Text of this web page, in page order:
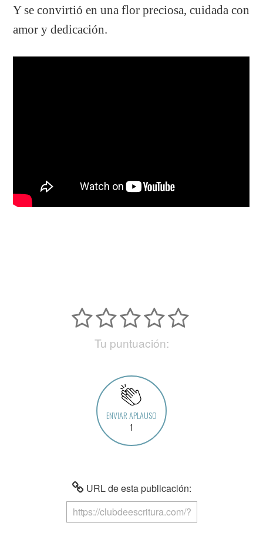
Y se convirtió en una flor preciosa, cuidada con
amor y dedicación.
Tu puntuación:
ENVIAR APLAUSO
1
URL de esta publicación: